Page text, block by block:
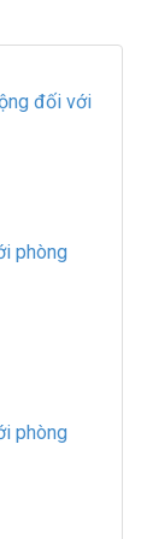
đối với
phòng
phòng